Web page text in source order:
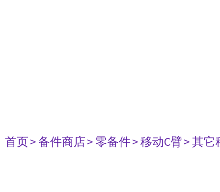
首页> 备件商店> 零备件> 移动C臂> 其它